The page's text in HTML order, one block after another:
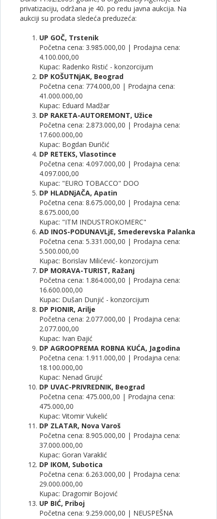
privatizaciju, održana je 40. po redu javna aukcija. Na
aukciji su prodata sledeća preduzeća:
UP GOČ, Trstenik
Početna cena: 3.985.000,00 | Prodajna cena:
4.100.000,00
Kupac: Radenko Ristić - konzorcijum
DP KOŠUTNjAK, Beograd
Početna cena: 774.000,00 | Prodajna cena:
41.000.000,00
Kupac: Eduard Madžar
DP RAKETA-AUTOREMONT, Užice
Početna cena: 2.873.000,00 | Prodajna cena:
17.600.000,00
Kupac: Bogdan Đuričić
DP RETEKS, Vlasotince
Početna cena: 4.097.000,00 | Prodajna cena:
4.097.000,00
Kupac: "EURO TOBACCO" DOO
DP HLADNjAČA, Apatin
Početna cena: 8.675.000,00 | Prodajna cena:
8.675.000,00
Kupac: "ITM INDUSTROKOMERC"
AD INOS-PODUNAVLjE, Smederevska Palanka
Početna cena: 5.331.000,00 | Prodajna cena:
5.500.000,00
Kupac: Borislav Milićević- konzorcijum
DP MORAVA-TURIST, Ražanj
Početna cena: 1.864.000,00 | Prodajna cena:
16.600.000,00
Kupac: Dušan Dunjić - konzorcijum
DP PIONIR, Arilje
Početna cena: 2.077.000,00 | Prodajna cena:
2.077.000,00
Kupac: Ivan Đajić
DP AGROOPREMA ROBNA KUĆA, Jagodina
Početna cena: 1.911.000,00 | Prodajna cena:
18.100.000,00
Kupac: Nenad Grujić
DP UVAC-PRIVREDNIK, Beograd
Početna cena: 475.000,00 | Prodajna cena:
475.000,00
Kupac: Vitomir Vukelić
DP ZLATAR, Nova Varoš
Početna cena: 8.905.000,00 | Prodajna cena:
37.000.000,00
Kupac: Goran Varaklić
DP IKOM, Subotica
Početna cena: 6.263.000,00 | Prodajna cena:
29.000.000,00
Kupac: Dragomir Bojović
UP BIĆ, Priboj
Početna cena: 9.259.000,00 | NEUSPEŠNA